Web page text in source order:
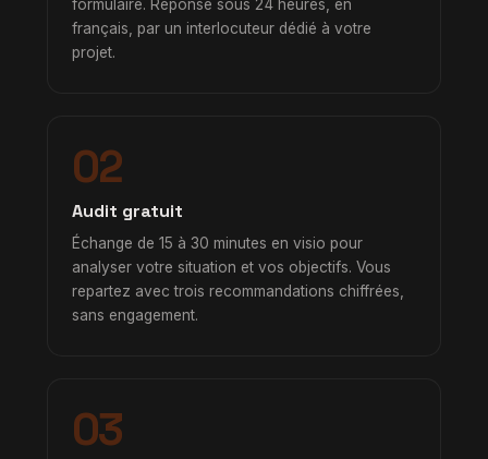
formulaire. Réponse sous 24 heures, en
français, par un interlocuteur dédié à votre
projet.
02
Audit gratuit
Échange de 15 à 30 minutes en visio pour
analyser votre situation et vos objectifs. Vous
repartez avec trois recommandations chiffrées,
sans engagement.
03